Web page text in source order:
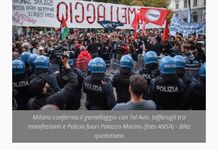
Milano conferma il gemellaggio con Tel Aviv, tafferugli tra
manifestanti e Polizia fuori Palazzo Marino (foto ANSA) - Blitz
quotidiano